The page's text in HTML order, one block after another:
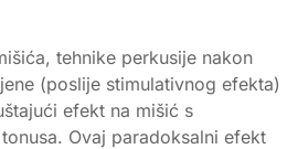
tehnike perkusije nakon
(poslije stimulativnog efekta)
efekt na mišić s
Ovaj paradoksalni efekt